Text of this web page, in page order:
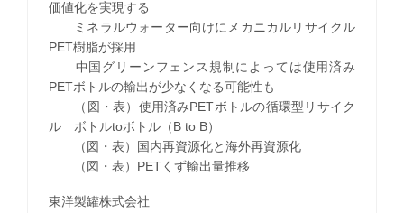
価値化を実現する
ミネラルウォーター向けにメカニカルリサイクル
PET樹脂が採用
中国グリーンフェンス規制によっては使用済み
PETボトルの輸出が少なくなる可能性も
（図・表）使用済みPETボトルの循環型リサイク
ル ボトルtoボトル（B to B）
（図・表）国内再資源化と海外再資源化
（図・表）PETくず輸出量推移
東洋製罐株式会社